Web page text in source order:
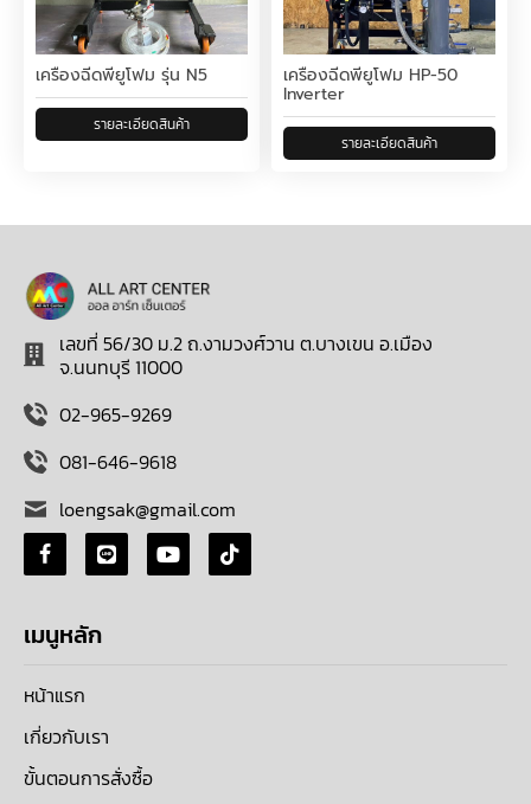
เครื่องฉีดพียูโฟม รุ่น N5 เครื่องฉีดพียูโฟม HP-50
Inverter
เลขที่ 56/30 ม.2 ถ.งามวงศ์วาน ต.บางเขน อ.เมือง
จ.นนทบุรี 11000
02-965-9269
081-646-9618
loengsak@gmail.com
เมนูหลัก
หน้าแรก
เกี่ยวกับเรา
ขั้นตอนการสั่งซื้อ